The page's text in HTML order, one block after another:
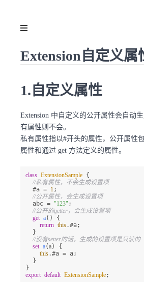
Extension自定义属
1.自定义属性
Extension 中自定义的公开属性会自动
有属性则不会。
私有属性指以#开头的属性，公开属性
属性和通过 get 方法定义的属性。
class ExtensionSample {
//私有属性，不会生成设置项
  #a =
1;
//公开属性，会生成设置项
  abc =
"123" ;
//公开的getter，会生成设置项
get a() {
return this.#a;
  }
//没有setter的话，生成的设置项是只读的
set a(a) {
this.#a = a;
  }
export default ExtensionSample;